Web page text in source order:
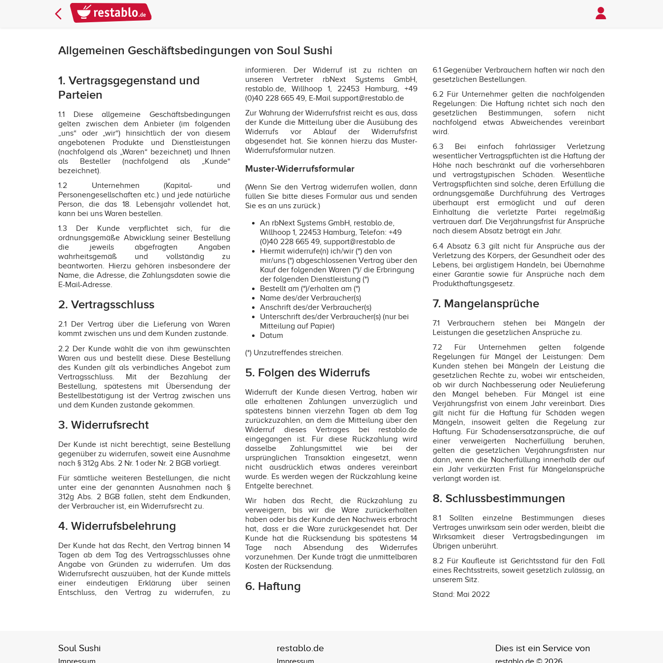
Allgemeinen Geschäftsbedingungen von Soul Sushi
1. Vertragsgegenstand und
Parteien
1.1 Diese allgemeine Geschäftsbedingungen
gelten zwischen dem Anbieter (im folgenden
„uns“ oder „wir“) hinsichtlich der von diesem
angebotenen Produkte und Dienstleistungen
(nachfolgend als „Waren“ bezeichnet) und Ihnen
als Besteller (nachfolgend als „Kunde“
bezeichnet).
1.2 Unternehmen (Kapital- und
Personengesellschaften etc.) und jede natürliche
Person, die das 18. Lebensjahr vollendet hat,
kann bei uns Waren bestellen.
1.3 Der Kunde verpflichtet sich, für die
ordnungsgemäße Abwicklung seiner Bestellung
die jeweils abgefragten Angaben
wahrheitsgemäß und vollständig zu
beantworten. Hierzu gehören insbesondere der
Name, die Adresse, die Zahlungsdaten sowie die
E-Mail-Adresse.
2. Vertragsschluss
2.1 Der Vertrag über die Lieferung von Waren
kommt zwischen uns und dem Kunden zustande.
2.2 Der Kunde wählt die von ihm gewünschten
Waren aus und bestellt diese. Diese Bestellung
des Kunden gilt als verbindliches Angebot zum
Vertragsschluss. Mit der Bezahlung der
Bestellung, spätestens mit Übersendung der
Bestellbestätigung ist der Vertrag zwischen uns
und dem Kunden zustande gekommen.
3. Widerrufsrecht
Der Kunde ist nicht berechtigt, seine Bestellung
gegenüber zu widerrufen, soweit eine Ausnahme
nach § 312g Abs. 2 Nr. 1 oder Nr. 2 BGB vorliegt.
Für sämtliche weiteren Bestellungen, die nicht
unter eine der genannten Ausnahmen nach §
312g Abs. 2 BGB fallen, steht dem Endkunden,
der Verbraucher ist, ein Widerrufsrecht zu.
4. Widerrufsbelehrung
Der Kunde hat das Recht, den Vertrag binnen 14
Tagen ab dem Tag des Vertragsschlusses ohne
Angabe von Gründen zu widerrufen. Um das
Widerrufsrecht auszuüben, hat der Kunde mittels
einer eindeutigen Erklärung über seinen
Entschluss, den Vertrag zu widerrufen, zu
informieren. Der Widerruf ist zu richten an
unseren Vertreter rbNext Systems GmbH,
restablo.de, Willhoop 1, 22453 Hamburg, +49
(0)40 228 665 49, E-Mail support@restablo.de
Zur Wahrung der Widerrufsfrist reicht es aus, dass
der Kunde die Mitteilung über die Ausübung des
Widerrufs vor Ablauf der Widerrufsfrist
abgesendet hat. Sie können hierzu das Muster-
Widerrufsformular nutzen.
Muster-Widerrufsformular
(Wenn Sie den Vertrag widerrufen wollen, dann
füllen Sie bitte dieses Formular aus und senden
Sie es an uns zurück.)
An rbNext Systems GmbH, restablo.de,
Willhoop 1, 22453 Hamburg, Telefon: +49
(0)40 228 665 49, support@restablo.de
Hiermit widerrufe(n) ich/wir (*) den von
mir/uns (*) abgeschlossenen Vertrag über den
Kauf der folgenden Waren (*)/ die Erbringung
der folgenden Dienstleistung (*)
Bestellt am (*)/erhalten am (*)
Name des/der Verbraucher(s)
Anschrift des/der Verbraucher(s)
Unterschrift des/der Verbraucher(s) (nur bei
Mitteilung auf Papier)
Datum
(*) Unzutreffendes streichen.
5. Folgen des Widerrufs
Widerruft der Kunde diesen Vertrag, haben wir
alle erhaltenen Zahlungen unverzüglich und
spätestens binnen vierzehn Tagen ab dem Tag
zurückzuzahlen, an dem die Mitteilung über den
Widerruf dieses Vertrages bei restablo.de
eingegangen ist. Für diese Rückzahlung wird
dasselbe Zahlungsmittel wie bei der
ursprünglichen Transaktion eingesetzt, wenn
nicht ausdrücklich etwas anderes vereinbart
wurde. Es werden wegen der Rückzahlung keine
Entgelte berechnet.
Wir haben das Recht, die Rückzahlung zu
verweigern, bis wir die Ware zurückerhalten
haben oder bis der Kunde den Nachweis erbracht
hat, dass er die Ware zurückgesendet hat. Der
Kunde hat die Rücksendung bis spätestens 14
Tage nach Absendung des Widerrufes
vorzunehmen. Der Kunde trägt die unmittelbaren
Kosten der Rücksendung.
6. Haftung
6.1 Gegenüber Verbrauchern haften wir nach den
gesetzlichen Bestellungen.
6.2 Für Unternehmer gelten die nachfolgenden
Regelungen: Die Haftung richtet sich nach den
gesetzlichen Bestimmungen, sofern nicht
nachfolgend etwas Abweichendes vereinbart
wird.
6.3 Bei einfach fahrlässiger Verletzung
wesentlicher Vertragspflichten ist die Haftung der
Höhe nach beschränkt auf die vorhersehbaren
und vertragstypischen Schäden. Wesentliche
Vertragspflichten sind solche, deren Erfüllung die
ordnungsgemäße Durchführung des Vertrages
überhaupt erst ermöglicht und auf deren
Einhaltung die verletzte Partei regelmäßig
vertrauen darf. Die Verjährungsfrist für Ansprüche
nach diesem Absatz beträgt ein Jahr.
6.4 Absatz 6.3 gilt nicht für Ansprüche aus der
Verletzung des Körpers, der Gesundheit oder des
Lebens, bei arglistigem Handeln, bei Übernahme
einer Garantie sowie für Ansprüche nach dem
Produkthaftungsgesetz.
7. Mangelansprüche
7.1 Verbrauchern stehen bei Mängeln der
Leistungen die gesetzlichen Ansprüche zu.
7.2 Für Unternehmen gelten folgende
Regelungen für Mängel der Leistungen: Dem
Kunden stehen bei Mängeln der Leistung die
gesetzlichen Rechte zu, wobei wir entscheiden,
ob wir durch Nachbesserung oder Neulieferung
den Mangel beheben. Für Mängel ist eine
Verjährungsfrist von einem Jahr vereinbart. Dies
gilt nicht für die Haftung für Schäden wegen
Mängeln, insoweit gelten die Regelung zur
Haftung. Für Schadensersatzansprüche, die auf
einer verweigerten Nacherfüllung beruhen,
gelten die gesetzlichen Verjährungsfristen nur
dann, wenn die Nacherfüllung innerhalb der auf
ein Jahr verkürzten Frist für Mängelansprüche
verlangt worden ist.
8. Schlussbestimmungen
8.1 Sollten einzelne Bestimmungen dieses
Vertrages unwirksam sein oder werden, bleibt die
Wirksamkeit dieser Vertragsbedingungen im
Übrigen unberührt.
8.2 Für Kaufleute ist Gerichtsstand für den Fall
eines Rechtsstreits, soweit gesetzlich zulässig, an
unserem Sitz.
Stand: Mai 2022
Soul Sushi restablo.de Dies ist ein Service von